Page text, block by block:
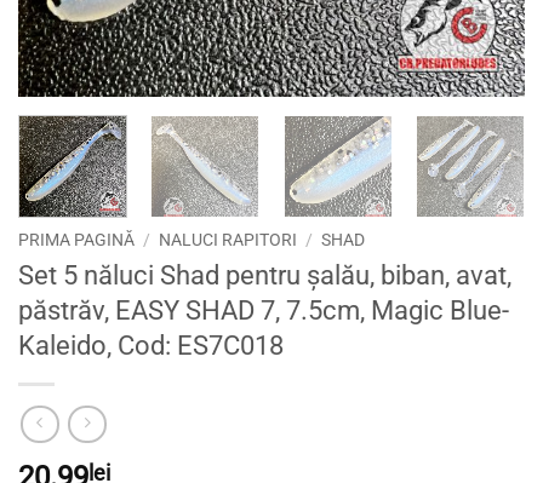
PRIMA PAGINĂ / NALUCI RAPITORI / SHAD
Set 5 năluci Shad pentru șalău, biban, avat,
păstrăv, EASY SHAD 7, 7.5cm, Magic Blue-
Kaleido, Cod: ES7C018
lei